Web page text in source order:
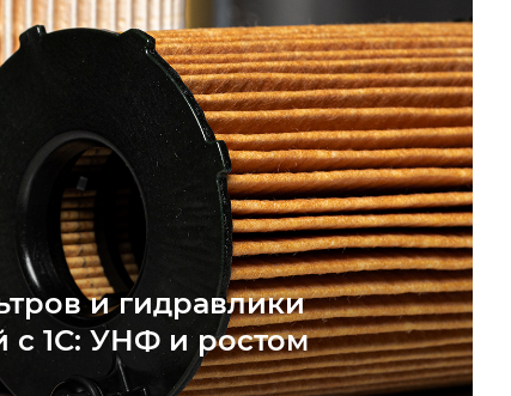
и гидравлики
с 1С: УНФ и ростом